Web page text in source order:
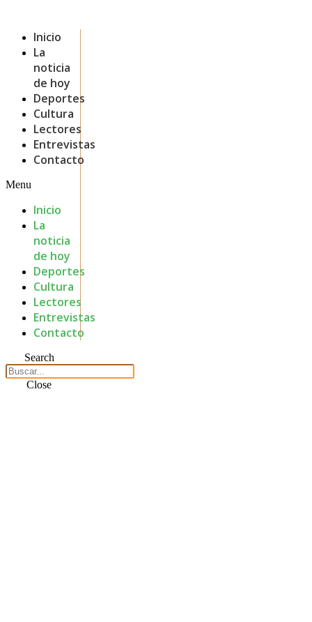
Inicio
La
noticia
de hoy
Deportes
Cultura
Lectores
Entrevistas
Contacto
Menu
Inicio
La
noticia
de hoy
Deportes
Cultura
Lectores
Entrevistas
Contacto
Search
Close